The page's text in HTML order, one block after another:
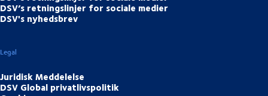
DSV’s retningslinjer for sociale medier
DSV's nyhedsbrev
Legal
Juridisk Meddelelse
DSV Global privatlivspolitik